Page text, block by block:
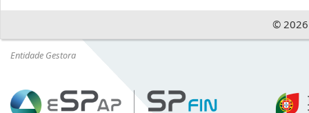
© 2026
Entidade Gestora